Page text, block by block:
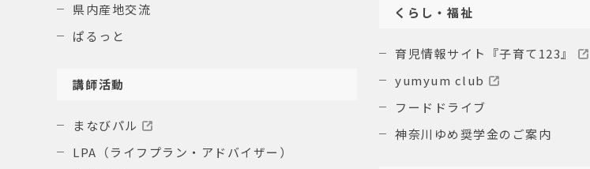
県内産地交流
ぱるっと
講師活動
まなびパル
LPA（ライフプラン・アドバイザー）
くらし・福祉
育児情報サイト『子育て123』
yumyum club
フードドライブ
神奈川ゆめ奨学金のご案内